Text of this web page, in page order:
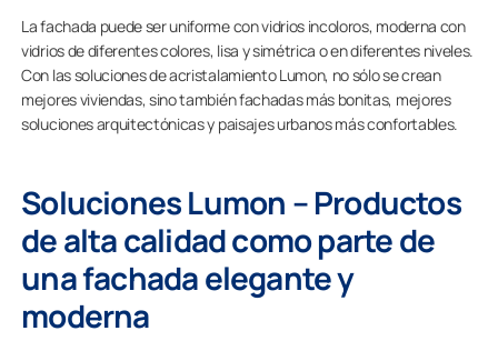
La fachada puede ser uniforme con vidrios incoloros, moderna con
vidrios de diferentes colores, lisa y simétrica o en diferentes niveles.
Con las soluciones de acristalamiento Lumon, no sólo se crean
mejores viviendas, sino también fachadas más bonitas, mejores
soluciones arquitectónicas y paisajes urbanos más confortables.
Soluciones Lumon – Productos
de alta calidad como parte de
una fachada elegante y
moderna